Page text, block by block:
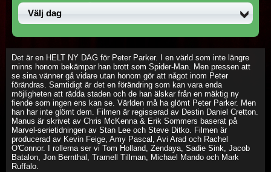
Det är en HELT NY DAG för Peter Parker. I en värld som inte längre
minns honom bekämpar han brott som Spider-Man. Men pressen att
se sina vänner gå vidare utan honom gör att något inom Peter
förändras. Samtidigt är det en förändring som kan vara enda
möjligheten att rädda staden och de han älskar från en mäktig ny
fiende som ingen ens kan se. Världen må ha glömt Peter Parker. Men
han har inte glömt dem. Filmen är regisserad av Destin Daniel Cretton.
Manus är skrivet av Chris McKenna & Erik Sommers baserat på
Marvel-serietidningen av Stan Lee och Steve Ditko. Filmen är
producerad av Kevin Feige, Amy Pascal, Avi Arad och Rachel
O'Connor. I rollerna ser vi Tom Holland, Zendaya, Sadie Sink, Jacob
Batalon, Jon Bernthal, Tramell Tillman, Michael Mando och Mark
Ruffalo.